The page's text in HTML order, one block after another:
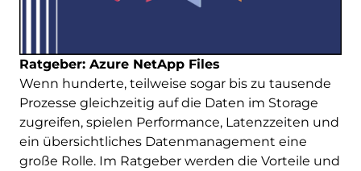
Ratgeber: Azure NetApp Files
Wenn hunderte, teilweise sogar bis zu tausende
Prozesse gleichzeitig auf die Daten im Storage
zugreifen, spielen Performance, Latenzzeiten und
ein übersichtliches Datenmanagement eine
große Rolle. Im Ratgeber werden die Vorteile und